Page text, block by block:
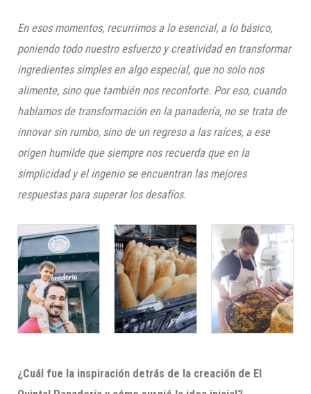
En esos momentos, recurrimos a lo esencial, a lo básico,
poniendo todo nuestro esfuerzo y creatividad en transformar
ingredientes simples en algo especial, que no solo nos
alimente, sino que también nos reconforte. Por eso, cuando
hablamos de transformación en la panadería, no se trata de
innovar sin rumbo, sino de un regreso a las raíces, a ese
origen humilde que siempre nos recuerda que en la
simplicidad y el ingenio se encuentran las mejores
respuestas para superar los desafíos.
¿Cuál fue la inspiración detrás de la creación de El